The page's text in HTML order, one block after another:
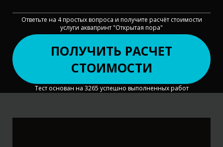
Ответьте на 4 простых вопроса и получите расчёт стоимости
услуги аквапринт "Открытая пора"
ПОЛУЧИТЬ РАСЧЕТ
СТОИМОСТИ
Тест основан на 3265 успешно выполненных работ